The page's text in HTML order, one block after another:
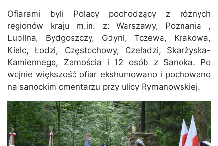
Ofiarami byli Polacy pochodzący z różnych
regionów kraju m.in. z: Warszawy, Poznania ,
Lublina, Bydgoszczy, Gdyni, Tczewa, Krakowa,
Kielc, Łodzi, Częstochowy, Czeladzi, Skarżyska-
Kamiennego, Zamościa i 12 osób z Sanoka. Po
wojnie większość ofiar ekshumowano i pochowano
na sanockim cmentarzu przy ulicy Rymanowskiej.